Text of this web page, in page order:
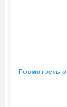
Посмотреть